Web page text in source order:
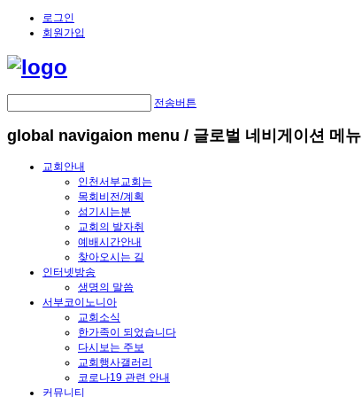
로그인
회원가입
전송버튼
global navigaion menu / 글로벌 네비게이션 메뉴
교회안내
인천서부교회는
목회비전/계획
섬기시는분
교회의 발자취
예배시간안내
찾아오시는 길
인터넷방송
생명의 말씀
서부코이노니아
교회소식
한가족이 되었습니다
다시보는 주보
교회행사갤러리
코로나19 관련 안내
커뮤니티